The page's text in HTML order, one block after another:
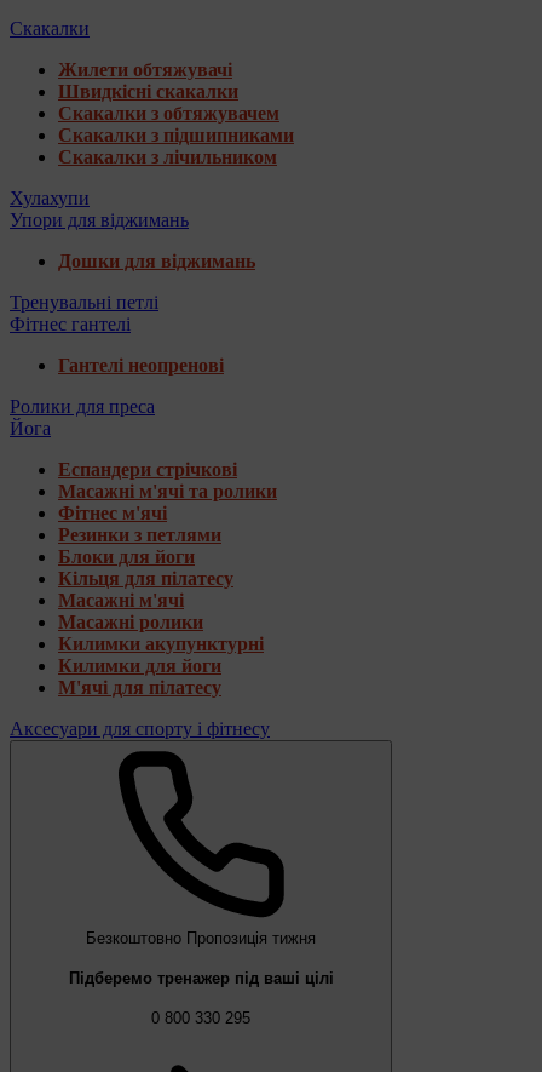
Скакалки
Жилети обтяжувачі
Швидкісні скакалки
Скакалки з обтяжувачем
Скакалки з підшипниками
Скакалки з лічильником
Хулахупи
Упори для віджимань
Дошки для віджимань
Тренувальні петлі
Фітнес гантелі
Гантелі неопренові
Ролики для преса
Йога
Еспандери стрічкові
Масажні м'ячі та ролики
Фітнес м'ячі
Резинки з петлями
Блоки для йоги
Кільця для пілатесу
Масажні м'ячі
Масажні ролики
Килимки акупунктурні
Килимки для йоги
М'ячі для пілатесу
Аксесуари для спорту і фітнесу
Безкоштовно Пропозиція тижня
Підберемо тренажер під ваші цілі
0 800 330 295